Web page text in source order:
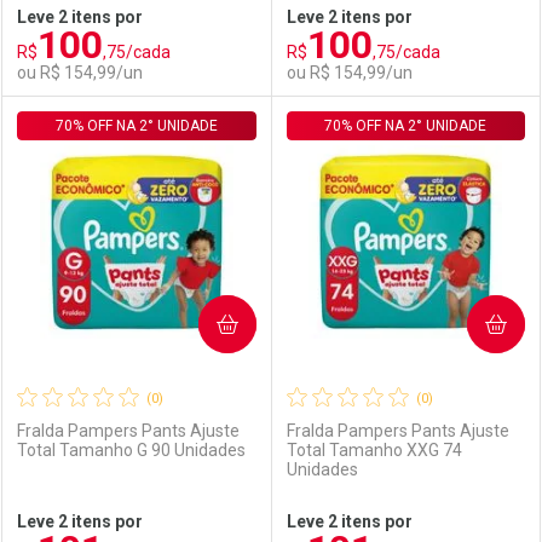
Comprar sem Desconto
Por R$ 92,90/cada
Comprar sem Desconto
Por R$ 92,90/cada
Comprar sem Desconto
Por R$ 117,50/cada
Comprar sem Desconto
Por R$ 117,50/cada
Leve 2 itens por
R$100,75/cada
ou R$ 154,99/un
FECHAR
Laboratório
FECHAR
Por Menos
Leve 2 itens por
R$100,75/cada
ou R$ 154,99/un
Laboratório
Por Menos
(0)
Fralda Pampers Pants Ajuste
Total Tamanho G 90 Unidades
70% OFF NA 2° UNIDADE
Leve 2 itens por
COMPRAR
(0)
Fralda Pampers Pants Ajuste
Total Tamanho XXG 74
Unidades
70% OFF NA 2° UNIDADE
Leve 2 itens por
COMPRAR